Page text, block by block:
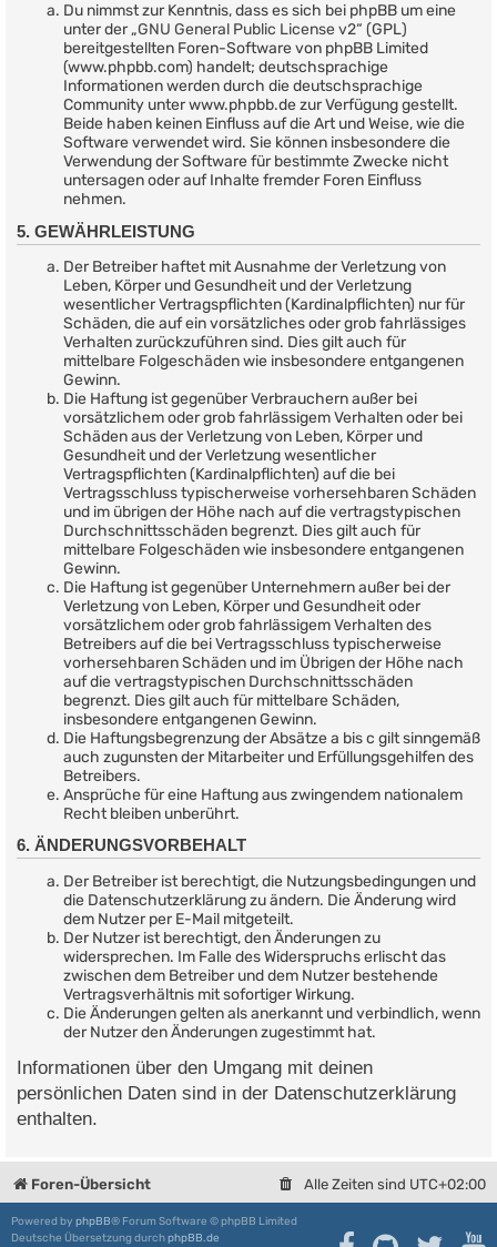
Du nimmst zur Kenntnis, dass es sich bei phpBB um eine
unter der „GNU General Public License v2“ (GPL)
bereitgestellten Foren-Software von phpBB Limited
(www.phpbb.com) handelt; deutschsprachige
Informationen werden durch die deutschsprachige
Community unter www.phpbb.de zur Verfügung gestellt.
Beide haben keinen Einfluss auf die Art und Weise, wie die
Software verwendet wird. Sie können insbesondere die
Verwendung der Software für bestimmte Zwecke nicht
untersagen oder auf Inhalte fremder Foren Einfluss
nehmen.
5. GEWÄHRLEISTUNG
Der Betreiber haftet mit Ausnahme der Verletzung von
Leben, Körper und Gesundheit und der Verletzung
wesentlicher Vertragspflichten (Kardinalpflichten) nur für
Schäden, die auf ein vorsätzliches oder grob fahrlässiges
Verhalten zurückzuführen sind. Dies gilt auch für
mittelbare Folgeschäden wie insbesondere entgangenen
Gewinn.
Die Haftung ist gegenüber Verbrauchern außer bei
vorsätzlichem oder grob fahrlässigem Verhalten oder bei
Schäden aus der Verletzung von Leben, Körper und
Gesundheit und der Verletzung wesentlicher
Vertragspflichten (Kardinalpflichten) auf die bei
Vertragsschluss typischerweise vorhersehbaren Schäden
und im übrigen der Höhe nach auf die vertragstypischen
Durchschnittsschäden begrenzt. Dies gilt auch für
mittelbare Folgeschäden wie insbesondere entgangenen
Gewinn.
Die Haftung ist gegenüber Unternehmern außer bei der
Verletzung von Leben, Körper und Gesundheit oder
vorsätzlichem oder grob fahrlässigem Verhalten des
Betreibers auf die bei Vertragsschluss typischerweise
vorhersehbaren Schäden und im Übrigen der Höhe nach
auf die vertragstypischen Durchschnittsschäden
begrenzt. Dies gilt auch für mittelbare Schäden,
insbesondere entgangenen Gewinn.
Die Haftungsbegrenzung der Absätze a bis c gilt sinngemäß
auch zugunsten der Mitarbeiter und Erfüllungsgehilfen des
Betreibers.
Ansprüche für eine Haftung aus zwingendem nationalem
Recht bleiben unberührt.
6. ÄNDERUNGSVORBEHALT
Der Betreiber ist berechtigt, die Nutzungsbedingungen und
die Datenschutzerklärung zu ändern. Die Änderung wird
dem Nutzer per E-Mail mitgeteilt.
Der Nutzer ist berechtigt, den Änderungen zu
widersprechen. Im Falle des Widerspruchs erlischt das
zwischen dem Betreiber und dem Nutzer bestehende
Vertragsverhältnis mit sofortiger Wirkung.
Die Änderungen gelten als anerkannt und verbindlich, wenn
der Nutzer den Änderungen zugestimmt hat.
Informationen über den Umgang mit deinen
persönlichen Daten sind in der Datenschutzerklärung
enthalten.
Foren-Übersicht Alle Zeiten sind UTC+02:00
Powered by phpBB® Forum Software © phpBB Limited
Deutsche Übersetzung durchphpBB.de